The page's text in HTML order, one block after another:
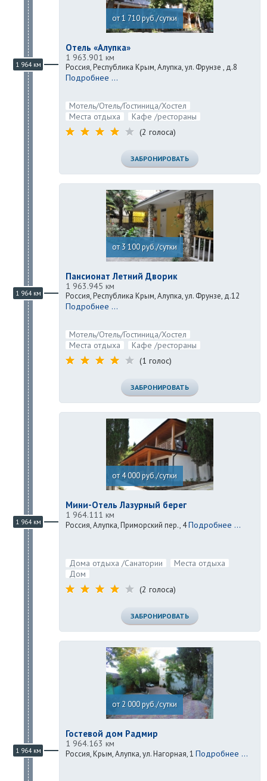
1 964 км
от 1 710 руб./сутки
Отель «Алупка»
1 963.901 км
Россия, Республика Крым, Алупка, ул. Фрунзе , д.8
Подробнее ...
Мотель/Отель/Гостиница/Хостел
Места отдыха
Кафе /рестораны
(2 голоса)
ЗАБРОНИРОВАТЬ
1 964 км
от 3 100 руб./сутки
Пансионат Летний Дворик
1 963.945 км
Россия, Республика Крым, Алупка, ул. Фрунзе, д.12
Подробнее ...
Мотель/Отель/Гостиница/Хостел
Места отдыха
Кафе /рестораны
(1 голос)
ЗАБРОНИРОВАТЬ
1 964 км
от 4 000 руб./сутки
Мини-Отель Лазурный берег
1 964.111 км
Россия, Алупка, Приморский пер., 4Подробнее ...
Дома отдыха /Санатории
Места отдыха
Дом
(2 голоса)
ЗАБРОНИРОВАТЬ
1 964 км
от 2 000 руб./сутки
Гостевой дом Радмир
1 964.163 км
Россия, Крым, Алупка, ул. Нагорная, 1 Подробнее ...